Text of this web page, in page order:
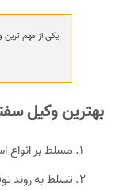
یکی از مهم ترین
بهترین وکیل
مسلط بر انواع
تسلط به روند